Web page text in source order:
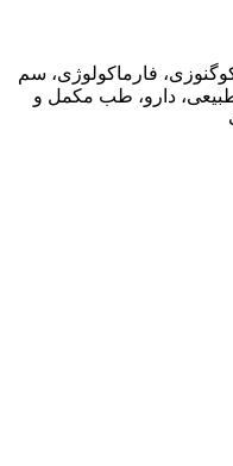
فارماکولوژی، سم
دارو، طب مکمل و